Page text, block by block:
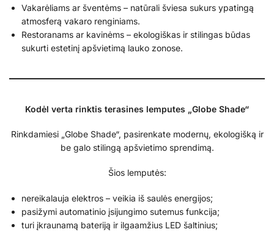
Vakarėliams ar šventėms – natūrali šviesa sukurs ypatingą
atmosferą vakaro renginiams.
Restoranams ar kavinėms – ekologiškas ir stilingas būdas
sukurti estetinį apšvietimą lauko zonose.
Kodėl verta rinktis terasines lemputes „Globe Shade“
Rinkdamiesi „Globe Shade“, pasirenkate modernų, ekologišką ir
be galo stilingą apšvietimo sprendimą.
Šios lemputės:
nereikalauja elektros – veikia iš saulės energijos;
pasižymi automatinio įsijungimo sutemus funkcija;
turi įkraunamą bateriją ir ilgaamžius LED šaltinius;